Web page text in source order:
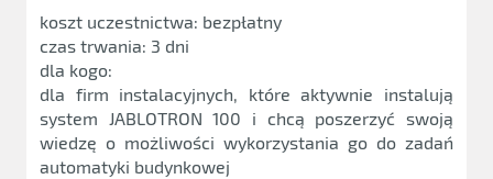
koszt uczestnictwa: bezpłatny
czas trwania: 3 dni
dla kogo:
dla firm instalacyjnych, które aktywnie instalują
system JABLOTRON 100 i chcą poszerzyć swoją
wiedzę o możliwości wykorzystania go do zadań
automatyki budynkowej